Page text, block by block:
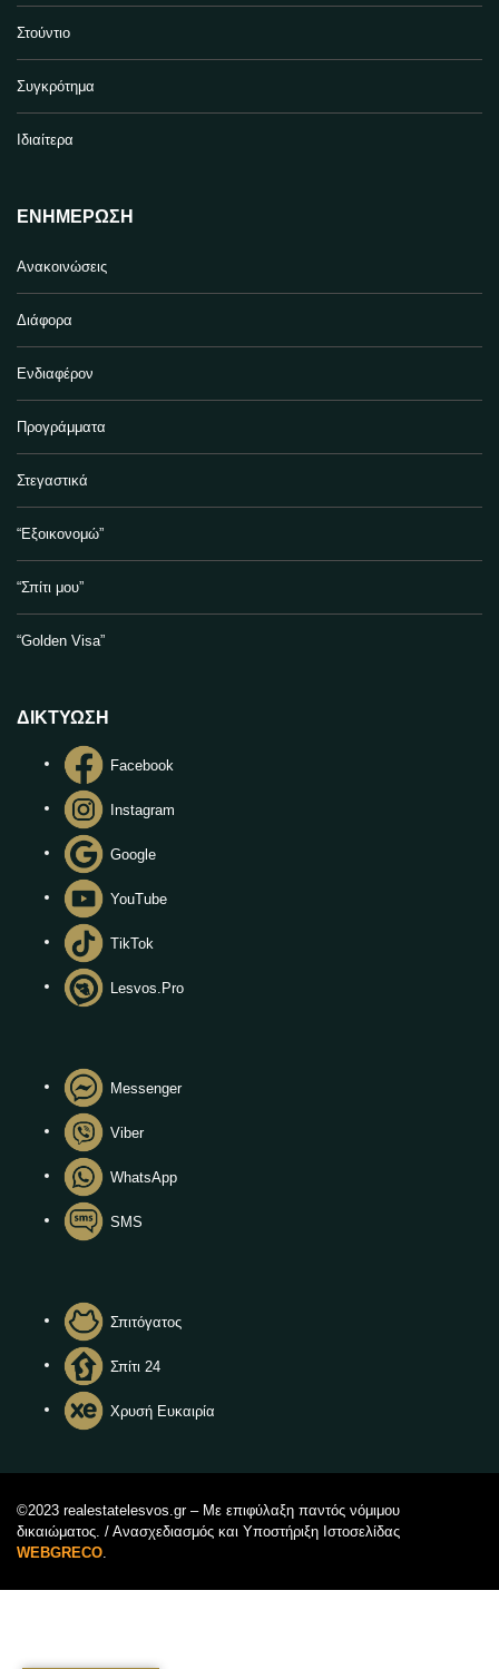
Στούντιο
Συγκρότημα
Ιδιαίτερα
ΕΝΗΜΈΡΩΣΗ
Ανακοινώσεις
Διάφορα
Ενδιαφέρον
Προγράμματα
Στεγαστικά
“Εξοικονομώ”
“Σπίτι μου”
“Golden Visa”
ΔΙΚΤΥΩΣΗ
Facebook
Instagram
Google
YouTube
TikTok
Lesvos.Pro
Messenger
Viber
WhatsApp
SMS
Σπιτόγατος
Σπίτι 24
Χρυσή Ευκαιρία
©2023 realestatelesvos.gr – Με επιφύλαξη παντός νόμιμου
δικαιώματος. / Ανασχεδιασμός και Υποστήριξη Ιστοσελίδας
WEBGRECO.